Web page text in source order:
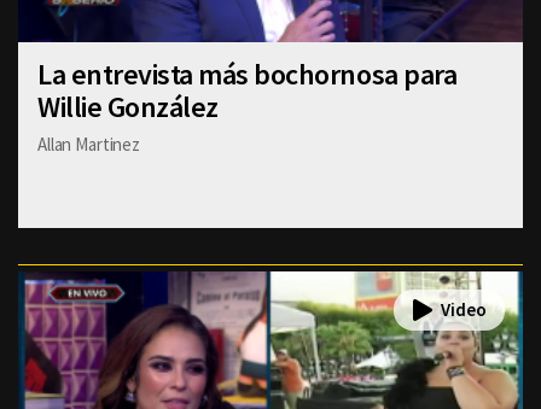
La entrevista más bochornosa para
Willie González
Allan Martinez